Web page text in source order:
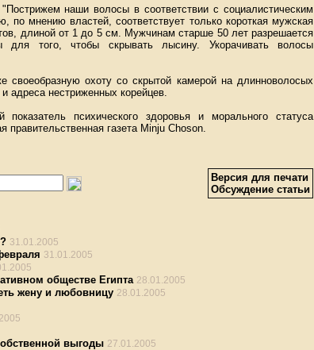
наши волосы в соответствии с социалистическим
по мнению властей, соответствует только короткая мужская
длиной от 1 до 5 см. Мужчинам старше 50 лет разрешается
для того, чтобы скрывать лысину. Укорачивать волосы
своеобразную охоту со скрытой камерой на длинноволосых
адреса нестриженных корейцев.
психического здоровья и морального статуса
правительственная газета Minju Choson.
Версия для печати
Обсуждение статьи
31.01.2005
31.01.2005
обществе Египта 28.01.2005
жену и любовницу 28.01.2005
выгоды 27.01.2005